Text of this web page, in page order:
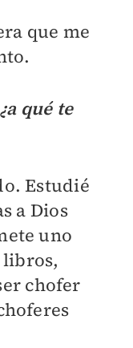
que me
qué te
Estudié
a Dios
uno
libros,
chofer